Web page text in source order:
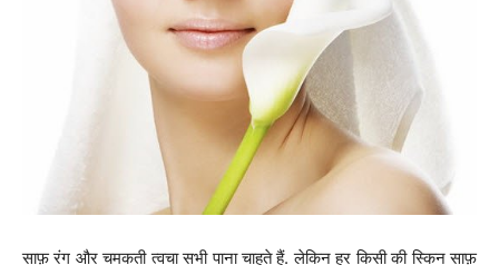
साफ़ रंग और चमकती त्वचा सभी पाना चाहते हैं. लेकिन हर किसी की स्किन साफ़